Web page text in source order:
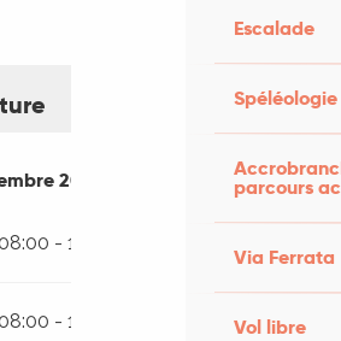
Escalade
Spéléologie
parcours
Via Ferrata
Vol libre
au20 décembre 2026
2026
08:00 - 18:30
08:00 - 18:30